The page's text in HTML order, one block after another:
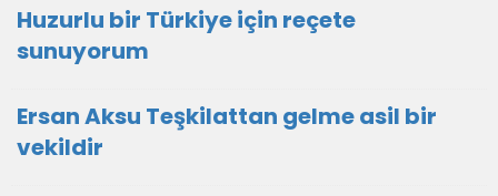
Huzurlu bir Türkiye için reçete
sunuyorum
Ersan Aksu Teşkilattan gelme asil bir
vekildir